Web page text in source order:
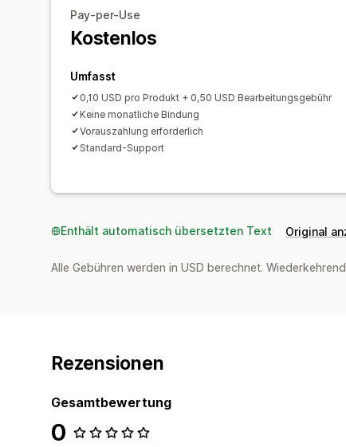
Pay-per-Use
Kostenlos
Umfasst
0,10 USD pro Produkt + 0,50 USD Bearbeitungsgebühr
Keine monatliche Bindung
Vorauszahlung erforderlich
Standard-Support
Enthält automatisch übersetzten Text Original
Alle Gebühren werden in USD berechnet.
Rezensionen
Gesamtbewertung
0